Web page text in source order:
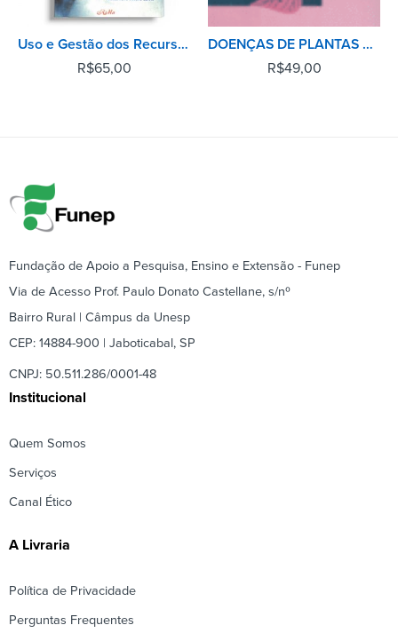
Uso e Gestão dos Recursos Hídricos no Brasil - 2° Edição
R$65,00
DOENÇAS DE PLANTAS TROPICAIS: EPIDEMIOLOGIA E CONTROLE ECONÔMICO
R$49,00
Fundação de Apoio a Pesquisa, Ensino e Extensão - Funep
Via de Acesso Prof. Paulo Donato Castellane, s/nº
Bairro Rural | Câmpus da Unesp
CEP: 14884-900 | Jaboticabal, SP
CNPJ: 50.511.286/0001-48
Institucional
Quem Somos
Serviços
Canal Ético
A Livraria
Política de Privacidade
Perguntas Frequentes